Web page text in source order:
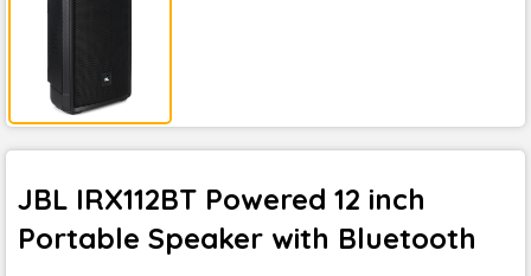
JBL IRX112BT Powered 12 inch
Portable Speaker with Bluetooth